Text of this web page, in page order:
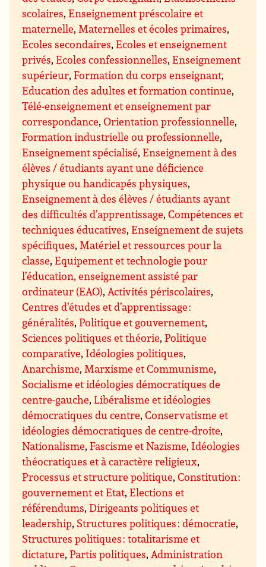
scolaires,Enseignement préscolaire et
maternelle,Maternelles et écoles primaires,
Ecoles secondaires,Ecoles et enseignement
privés,Ecoles confessionnelles,Enseignement
supérieur,Formation du corps enseignant,
Education des adultes et formation continue,
Télé-enseignement et enseignement par
correspondance,Orientation professionnelle,
Formation industrielle ou professionnelle,
Enseignement spécialisé,Enseignement à des
élèves / étudiants ayant une déficience
physique ou handicapés physiques,
Enseignement à des élèves / étudiants ayant
des difficultés d’apprentissage,Compétences et
techniques éducatives,Enseignement de sujets
spécifiques,Matériel et ressources pour la
classe,Equipement et technologie pour
l’éducation, enseignement assisté par
ordinateur (EAO),Activités périscolaires,
Centres d’études et d’apprentissage :
généralités,Politique et gouvernement,
Sciences politiques et théorie,Politique
comparative, Idéologies politiques,
Anarchisme,Marxisme et Communisme,
Socialisme et idéologies démocratiques de
centre-gauche,Libéralisme et idéologies
démocratiques du centre,Conservatisme et
idéologies démocratiques de centre-droite,
Nationalisme,Fascisme et Nazisme, Idéologies
théocratiques et à caractère religieux,
Processus et structure politique,Constitution :
gouvernement et Etat,Elections et
référendums,Dirigeants politiques et
leadership, Structures politiques : démocratie,
Structures politiques : totalitarisme et
dictature,Partis politiques,Administration